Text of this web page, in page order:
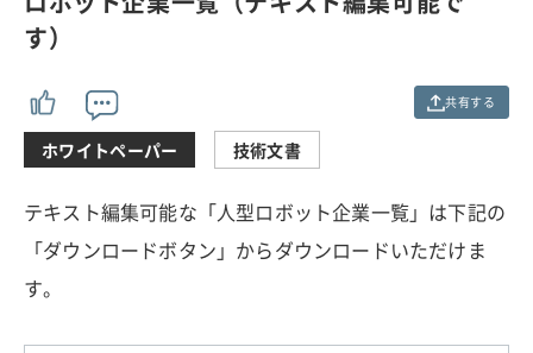
す）
共有する
ホワイトペーパー 技術文書
テキスト編集可能な「人型ロボット企業一覧」は下記の
「ダウンロードボタン」からダウンロードいただけま
す。